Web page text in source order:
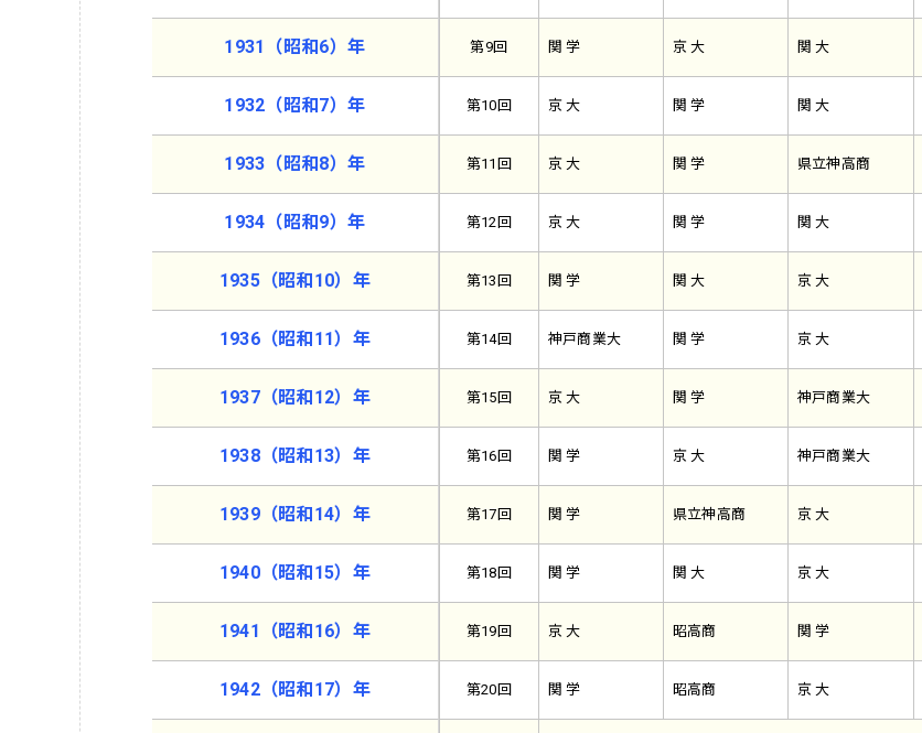
1931（昭和6）年 第9回 関 学 京 大 関 大
1932（昭和7）年 第10回 京 大 関 学 関 大
1933（昭和8）年 第11回 京 大 関 学 県立神高商
1934（昭和9）年 第12回 京 大 関 学 関 大
1935（昭和10）年 第13回 関 学 関 大 京 大
1936（昭和11）年 第14回 神戸商業大 関 学 京 大
1937（昭和12）年 第15回 京 大 関 学 神戸商業大
1938（昭和13）年 第16回 関 学 京 大 神戸商業大
1939（昭和14）年 第17回 関 学 県立神高商 京 大
1940（昭和15）年 第18回 関 学 関 大 京 大
1941（昭和16）年 第19回 京 大 昭高商 関 学
1942（昭和17）年 第20回 関 学 昭高商 京 大